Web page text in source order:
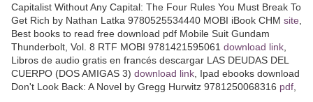
Capitalist Without Any Capital: The Four Rules You Must Break To
Get Rich by Nathan Latka 9780525534440 MOBI iBook CHM site
Best books to read free download pdf Mobile Suit Gundam
Thunderbolt, Vol. 8 RTF MOBI 9781421595061 download link
Libros de audio gratis en francés descargar LAS DEUDAS DEL
CUERPO (DOS AMIGAS 3) download link , Ipad ebooks download
Don't Look Back: A Novel by Gregg Hurwitz 9781250068316 pdf